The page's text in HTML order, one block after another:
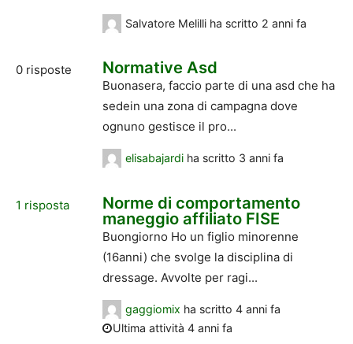
Salvatore Melilliha scritto 2 anni fa
0 risposte Normative Asd
Buonasera, faccio parte di una asd che ha
sedein una zona di campagna dove
ognuno gestisce il pro...
elisabajardiha scritto 3 anni fa
1 risposta
Norme di comportamento
maneggio affiliato FISE
Buongiorno Ho un figlio minorenne
(16anni) che svolge la disciplina di
dressage. Avvolte per ragi...
gaggiomix ha scritto 4 anni fa
Ultima attività 4 anni fa